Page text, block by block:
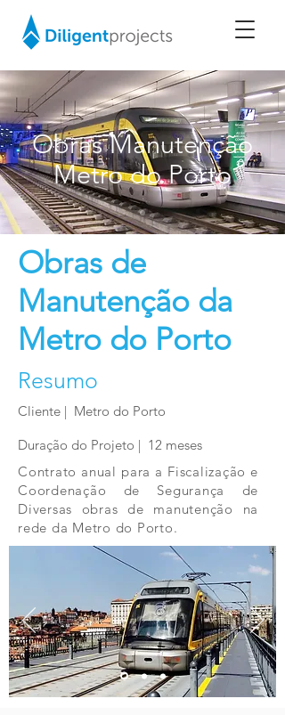
Obras Manutenção
Metro do Porto
Obras de
Manutenção da
Metro do Porto
Resumo
Cliente | Metro do Porto
Duração do Projeto | 12 meses
Contrato anual para a Fiscalização e
Coordenação de Segurança de
Diversas obras de manutenção na
rede da Metro do Porto.